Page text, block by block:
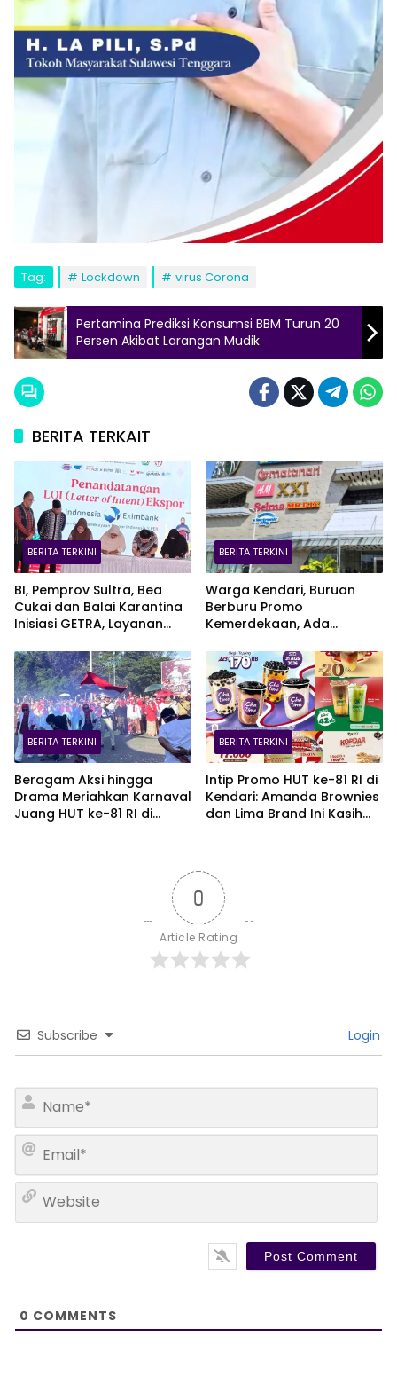
Tag: Lockdown virus Corona
Pertamina Prediksi Konsumsi BBM Turun 20
Persen Akibat Larangan Mudik
BERITA TERKAIT
BERITA TERKINI
BI, Pemprov Sultra, Bea
Cukai dan Balai Karantina
Inisiasi GETRA, Layanan
Ekspor
BERITA TERKINI
Warga Kendari, Buruan
Berburu Promo
Kemerdekaan, Ada
EV Car
BERITA TERKINI
Beragam Aksi hingga
Drama Meriahkan Karnaval
Juang HUT ke-81 RI di
BERITA TERKINI
Intip Promo HUT ke-81 RI di
Kendari: Amanda Brownies
dan Lima Brand Ini Kasih
0
Article Rating
Subscribe Login
m
a
l
0 COMMENTS